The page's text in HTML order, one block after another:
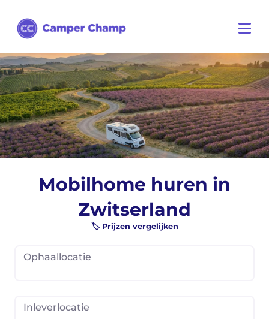
Mobilhome huren in
Zwitserland
🏷️ Prijzen vergelijken
Ophaallocatie
Inleverlocatie